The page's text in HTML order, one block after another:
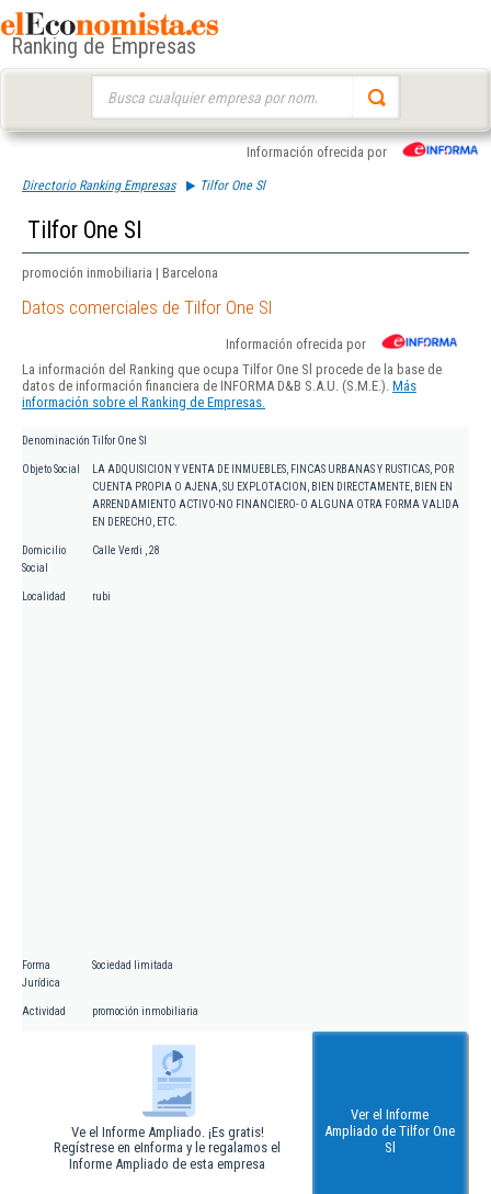
Ranking de Empresas
Información ofrecida por
Directorio Ranking Empresas Tilfor One Sl
Tilfor One Sl
promoción inmobiliaria | Barcelona
Datos comerciales de Tilfor One Sl
Información ofrecida por
La información del Ranking que ocupa Tilfor One Sl procede de la base de
datos de información financiera de INFORMA D&B S.A.U. (S.M.E.). Más
información sobre el Ranking de Empresas.
Denominación Tilfor One Sl
Objeto Social
LA ADQUISICION Y VENTA DE INMUEBLES, FINCAS URBANAS Y RUSTICAS, POR
CUENTA PROPIA O AJENA, SU EXPLOTACION, BIEN DIRECTAMENTE, BIEN EN
ARRENDAMIENTO ACTIVO-NO FINANCIERO- O ALGUNA OTRA FORMA VALIDA
EN DERECHO, ETC.
Domicilio
Social
Calle Verdi , 28
Localidad rubi
Forma
Jurídica
Sociedad limitada
Actividad promoción inmobiliaria
Ve el Informe Ampliado. ¡Es gratis!
Regístrese en eInforma y le regalamos el
Informe Ampliado de esta empresa
Ver el Informe
Ampliado de Tilfor One
Sl